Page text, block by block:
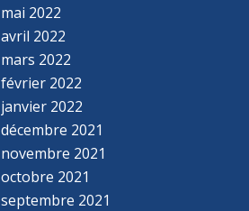
mai 2022
avril 2022
mars 2022
février 2022
janvier 2022
décembre 2021
novembre 2021
octobre 2021
septembre 2021